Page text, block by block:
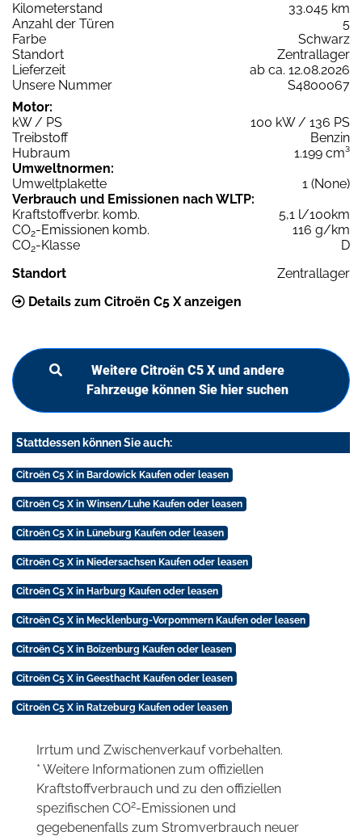
Kilometerstand
33.045 km
Anzahl der Türen
5
Farbe
Schwarz
Standort
Zentrallager
Lieferzeit
ab ca. 12.08.2026
Unsere Nummer
S4800067
Motor:
kW / PS
100 kW / 136 PS
Treibstoff
Benzin
Hubraum
1.199 cm³
Umweltnormen:
Umweltplakette
1 (None)
Verbrauch und Emissionen nach WLTP:
Kraftstoffverbr. komb.
5,1 l/100km
CO2-Emissionen komb.
116 g/km
CO2-Klasse
D
Standort
Zentrallager
Details zum Citroën C5 X anzeigen
Weitere Citroën C5 X und andere
Fahrzeuge können Sie hier suchen
Stattdessen können Sie auch:
Citroën C5 X in Bardowick Kaufen oder leasen
Citroën C5 X in Winsen/Luhe Kaufen oder leasen
Citroën C5 X in Lüneburg Kaufen oder leasen
Citroën C5 X in Niedersachsen Kaufen oder leasen
Citroën C5 X in Harburg Kaufen oder leasen
Citroën C5 X in Mecklenburg-Vorpommern Kaufen oder leasen
Citroën C5 X in Boizenburg Kaufen oder leasen
Citroën C5 X in Geesthacht Kaufen oder leasen
Citroën C5 X in Ratzeburg Kaufen oder leasen
Irrtum und Zwischenverkauf vorbehalten.
* Weitere Informationen zum offiziellen
Kraftstoffverbrauch und zu den offiziellen
spezifischen CO2-Emissionen und
gegebenenfalls zum Stromverbrauch neuer